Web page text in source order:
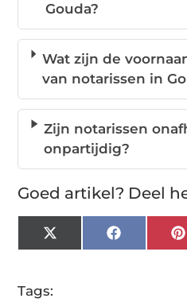
Gouda?
Wat zijn de
van notarissen in
Zijn notarissen
onpartijdig?
Goed artikel? Deel
X
(Twitter)
Facebook
Tags: